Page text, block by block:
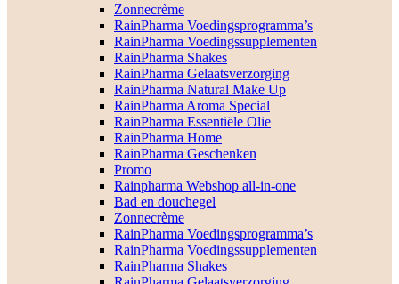
Zonnecrème
RainPharma Voedingsprogramma’s
RainPharma Voedingssupplementen
RainPharma Shakes
RainPharma Gelaatsverzorging
RainPharma Natural Make Up
RainPharma Aroma Special
RainPharma Essentiële Olie
RainPharma Home
RainPharma Geschenken
Promo
Rainpharma Webshop all-in-one
Bad en douchegel
Zonnecrème
RainPharma Voedingsprogramma’s
RainPharma Voedingssupplementen
RainPharma Shakes